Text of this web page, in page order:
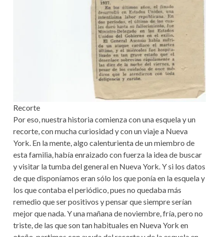
Recorte
Por eso, nuestra historia comienza con una esquela y un
recorte, con mucha curiosidad y con un viaje a Nueva
York. En la mente, algo calenturienta de un miembro de
esta familia, había enraizado con fuerza la idea de buscar
y visitar la tumba del general en Nueva York. Y si los datos
de que disponíamos eran sólo los que ponía en la esquela y
los que contaba el periódico, pues no quedaba más
remedio que ser positivos y pensar que siempre serían
mejor que nada. Y una mañana de noviembre, fría, pero no
triste, de las que son tan habituales en Nueva York en